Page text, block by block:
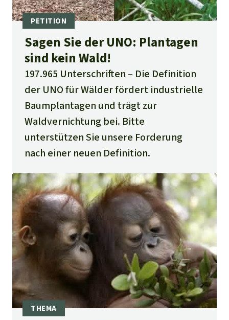
Sagen Sie der UNO: Plantagen
sind kein Wald!
197.965 Unterschriften
Die Definition
der UNO für Wälder fördert industrielle
Baumplantagen und trägt zur
Waldvernichtung bei. Bitte
unterstützen Sie unsere Forderung
nach einer neuen Definition.